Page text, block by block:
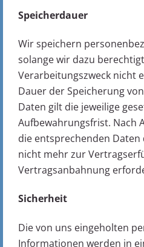
Speicherdauer
Wir speichern
solange wir dazu
Verarbeitungszweck nicht
Dauer der Speicherung
Daten gilt die jeweilige
Aufbewahrungsfrist. Nach
die entsprechenden
nicht mehr zur
Vertragsanbahnung
Sicherheit
Die von uns eingeholten
Informationen werden in